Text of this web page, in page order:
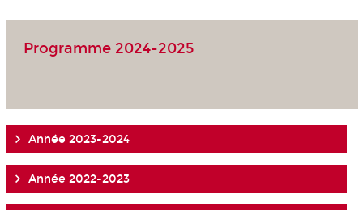
Programme 2024-2025
Année 2023-2024
Année 2022-2023